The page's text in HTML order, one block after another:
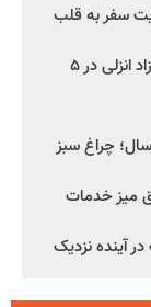
سفر به قلب
استاندار گیلان: تردد خودروهای پلاک منطقه آزاد انزلی در ۵
صدور مجوز واردات اتوبوس‌های کارکرده زیر ۵ سال؛ چراغ سبز
میز خدمات
آینده نزدیک